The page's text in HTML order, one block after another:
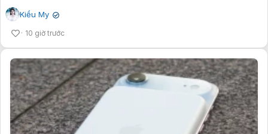
Kiều My ✔
10 giờ trước